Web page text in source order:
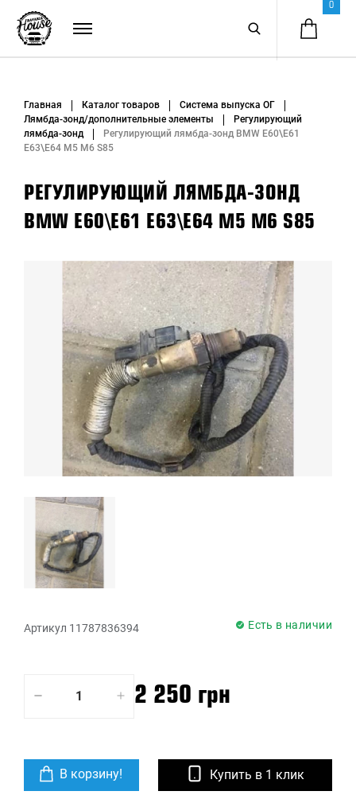
0
Главная Каталог товаров
Система выпуска ОГ
Лямбда-зонд/дополнительные элементы
Регулирующий
лямбда-зонд
Регулирующий лямбда-зонд BMW E60\E61
E63\E64 M5 M6 S85
РЕГУЛИРУЮЩИЙ ЛЯМБДА-ЗОНД
BMW E60\E61 E63\E64 M5 M6 S85
Артикул 11787836394 Есть в наличии
2 250 грн
В корзину! Купить в 1 клик